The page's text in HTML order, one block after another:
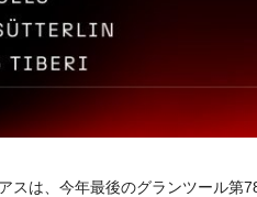
は、今年最後のグランツール第